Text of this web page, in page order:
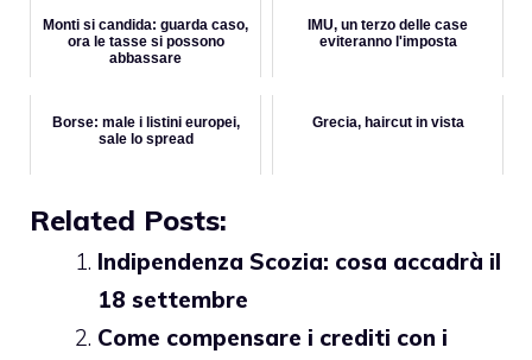
Monti si candida: guarda caso,
ora le tasse si possono
abbassare
IMU, un terzo delle case
eviteranno l'imposta
Borse: male i listini europei,
sale lo spread
Grecia, haircut in vista
Related Posts:
Indipendenza Scozia: cosa accadrà il
18 settembre
Come compensare i crediti con i